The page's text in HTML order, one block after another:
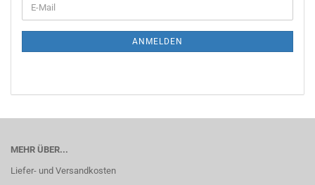
ZUR
E-
Mail
ANMELDEN
MEHR ÜBER...
Liefer- und Versandkosten